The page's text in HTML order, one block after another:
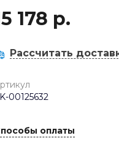
178 р.
Рассчитать
00125632
оплаты